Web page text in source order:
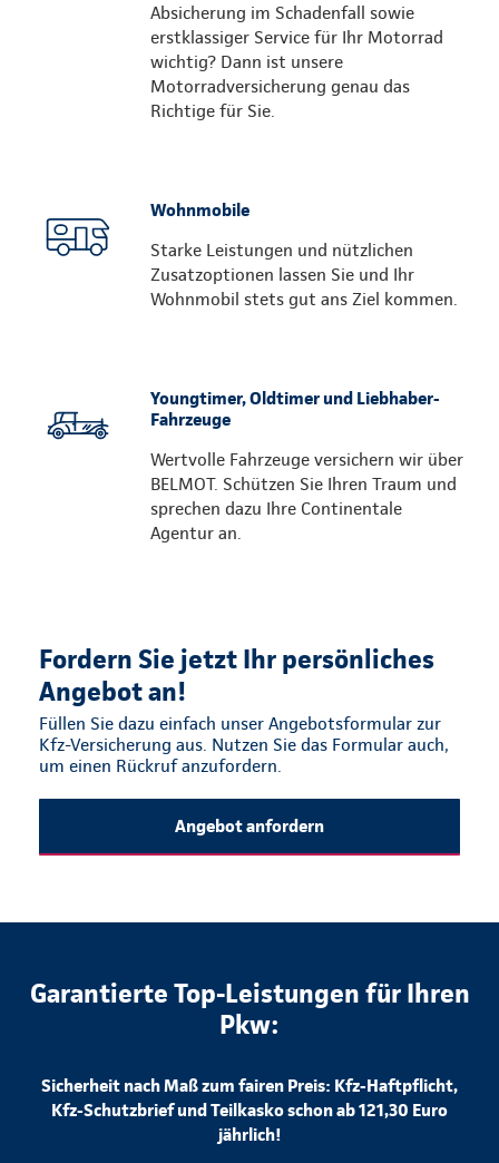
Absicherung im Schadenfall sowie
erstklassiger Service für Ihr Motorrad
wichtig? Dann ist unsere
Motorradversicherung genau das
Richtige für Sie.
Wohnmobile
Starke Leistungen und nützlichen
Zusatzoptionen lassen Sie und Ihr
Wohnmobil stets gut ans Ziel kommen.
Youngtimer, Oldtimer und Liebhaber-
Fahrzeuge
Wertvolle Fahrzeuge versichern wir über
BELMOT. Schützen Sie Ihren Traum und
sprechen dazu Ihre Continentale
Agentur an.
Fordern Sie jetzt Ihr persönliches
Angebot an!
Füllen Sie dazu einfach unser Angebotsformular zur
Kfz-Versicherung aus. Nutzen Sie das Formular auch,
um einen Rückruf anzufordern.
Angebot anfordern
Garantierte Top-Leistungen für Ihren
Pkw:
Sicherheit nach Maß zum fairen Preis: Kfz-Haftpflicht,
Kfz-Schutzbrief und Teilkasko schon ab 121,30 Euro
jährlich!